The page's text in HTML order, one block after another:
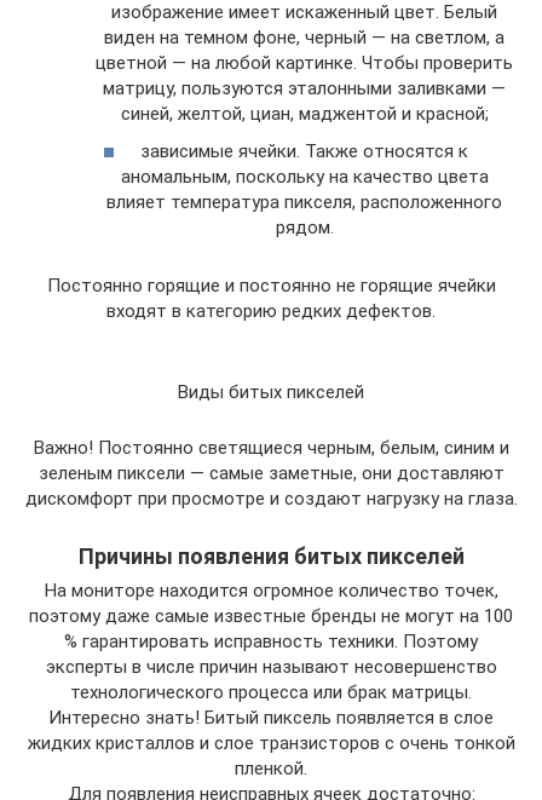
изображение имеет искаженный цвет. Белый
виден на темном фоне, черный — на светлом, а
цветной — на любой картинке. Чтобы проверить
матрицу, пользуются эталонными заливками —
синей, желтой, циан, маджентой и красной;
зависимые ячейки. Также относятся к
аномальным, поскольку на качество цвета
влияет температура пикселя, расположенного
рядом.
Постоянно горящие и постоянно не горящие ячейки
входят в категорию редких дефектов.
Виды битых пикселей
Важно! Постоянно светящиеся черным, белым, синим и
зеленым пиксели — самые заметные, они доставляют
дискомфорт при просмотре и создают нагрузку на глаза.
Причины появления битых пикселей
На мониторе находится огромное количество точек,
поэтому даже самые известные бренды не могут на 100
% гарантировать исправность техники. Поэтому
эксперты в числе причин называют несовершенство
технологического процесса или брак матрицы.
Интересно знать! Битый пиксель появляется в слое
жидких кристаллов и слое транзисторов с очень тонкой
пленкой.
Для появления неисправных ячеек достаточно: